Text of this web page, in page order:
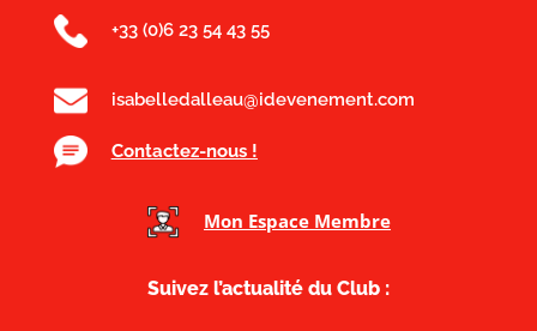
+33 (0)6 23 54 43 55
isabelledalleau@idevenement.com
Contactez-nous !
Mon Espace Membre
Suivez l’actualité du Club :